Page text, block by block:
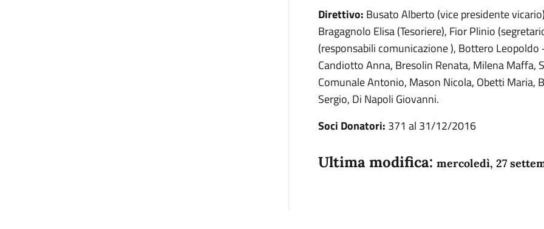
Direttivo: Busato Alberto (vice presidente
Bragagnolo Elisa (Tesoriere), Fior Plinio
(responsabili comunicazione ), Bottero
Candiotto Anna, Bresolin Renata, Milena Maffa,
Comunale Antonio, Mason Nicola, Obetti Maria,
Sergio, Di Napoli Giovanni.
Soci Donatori: 371 al 31/12/2016
Ultima modifica: mercoledì, 27